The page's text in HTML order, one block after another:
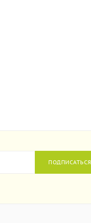
ПОДПИСАТЬСЯ